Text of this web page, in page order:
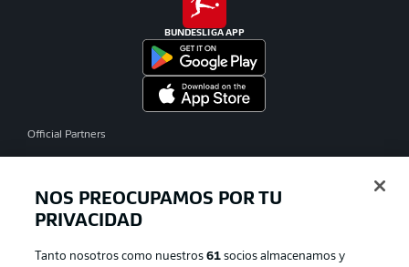
BUNDESLIGA APP
Official Partners
NOS PREOCUPAMOS POR TU
PRIVACIDAD
Tanto nosotros como nuestros61 socios almacenamos y